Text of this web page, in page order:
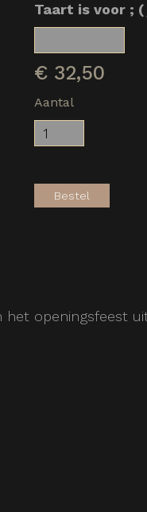
Taart is voor ;
€ 32,50
Aantal
Bestel
openingsfeest